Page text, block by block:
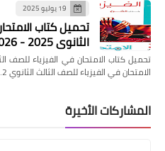
19 يوليو 2025
تحميل كتاب
الثانوي 2025 - 2026
الامتحان في الفيزياء للصف الثالث الثانوي 2…
المشاركات الأخيرة